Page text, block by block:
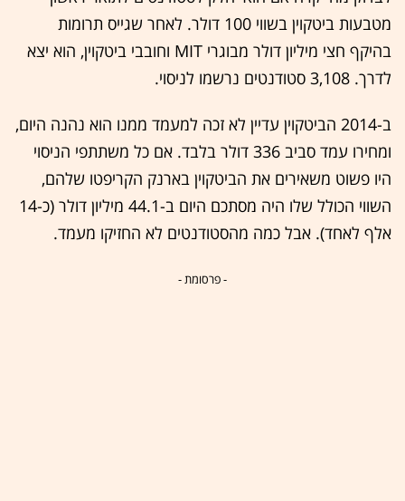
מטבעות ביטקוין בשווי 100 דולר. לאחר שגייס תרומות
בהיקף חצי מיליון דולר מבוגרי MIT וחובבי ביטקוין, הוא יצא
לדרך. 3,108 סטודנטים נרשמו לניסוי.
ב-2014 הביטקוין עדיין לא זכה למעמד ממנו הוא נהנה היום,
ומחירו עמד סביב 336 דולר בלבד. אם כל משתתפי הניסוי
היו פשוט משאירים את הביטקוין בארנק הקריפטו שלהם,
השווי הכולל שלו היה מסתכם היום ב-44.1 מיליון דולר (כ-14
אלף לאחד). אבל כמה מהסטודנטים לא החזיקו מעמד.
- פרסומת -